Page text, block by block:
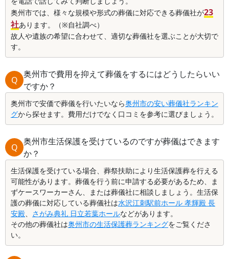
奥州市では、様々な規模や形式の葬儀に対応できる葬儀社が23
社あります。（※自社調べ）
故人や遺族の希望に合わせて、適切な葬儀社を選ぶことが大切で
す。
Q
奥州市で費用を抑えて葬儀をするにはどうしたらいい
ですか？
奥州市で安価で葬儀を行いたいなら奥州市の安い葬儀社ランキン
グから探せます。費用だけでなく口コミを参考に選びましょう。
Q
奥州市生活保護を受けているのですが葬儀はできます
か？
生活保護を受けている場合、葬祭扶助により生活保護葬を行える
可能性があります。葬儀を行う前に申請する必要があるため、ま
ずケースワーカーさん、または葬儀社に相談しましょう。生活保
護の葬儀に対応している葬儀社は水沢江刺駅前ホール 孝輝殿 長
安殿、 さがみ典礼 日立若葉ホールなどがあります。
その他の葬儀社は奥州市の生活保護葬ランキングをご覧くださ
い。